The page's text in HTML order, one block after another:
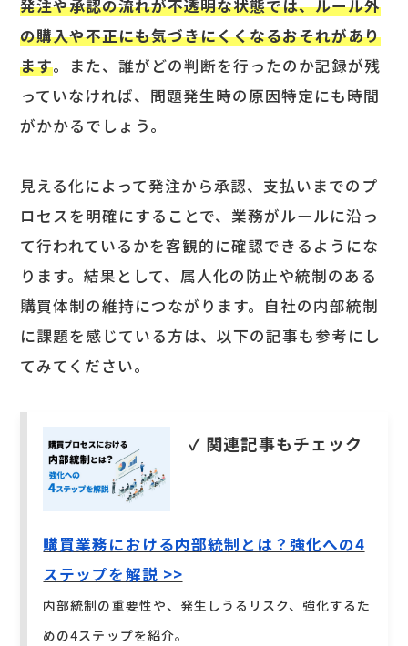
発注や承認の流れが不透明な状態では、ルール外
の購入や不正にも気づきにくくなるおそれがあり
ます。また、誰がどの判断を行ったのか記録が残
っていなければ、問題発生時の原因特定にも時間
がかかるでしょう。
見える化によって発注から承認、支払いまでのプ
ロセスを明確にすることで、業務がルールに沿っ
て行われているかを客観的に確認できるようにな
ります。結果として、属人化の防止や統制のある
購買体制の維持につながります。自社の内部統制
に課題を感じている方は、以下の記事も参考にし
てみてください。
✓ 関連記事もチェック
購買業務における内部統制とは？強化への4
ステップを解説 >>
内部統制の重要性や、発生しうるリスク、強化するた
めの4ステップを紹介。